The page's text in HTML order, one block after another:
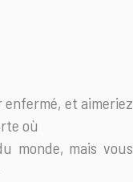
enfermé, et aimeriez
où
monde, mais vous